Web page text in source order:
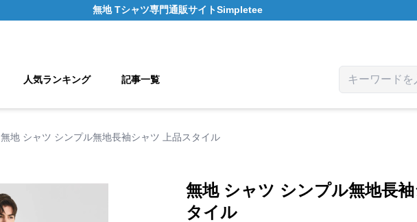
無地 Tシャツ専門通販サイトSimpletee
人気ランキング 記事一覧
無地 シャツ シンプル無地長袖シャツ 上品スタイル
無地 シャツ シンプル無地長
タイル